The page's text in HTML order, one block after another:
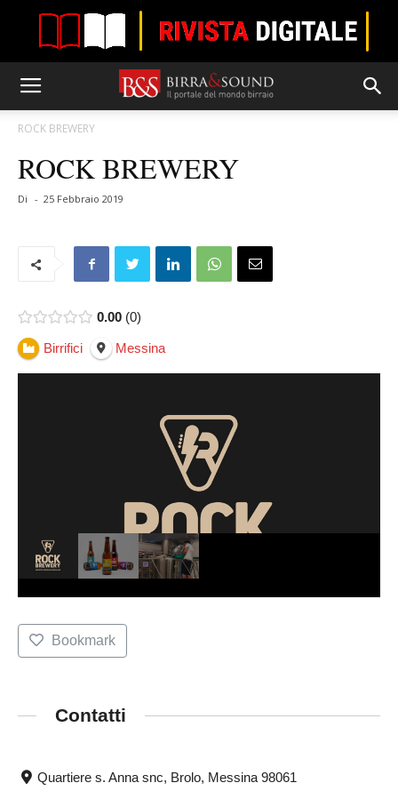
ROCK BREWERY
ROCK BREWERY
Di - 25 Febbraio 2019
0.00 0
Birrifici Messina
Bookmark
Contatti
Quartiere s. Anna snc, Brolo, Messina 98061